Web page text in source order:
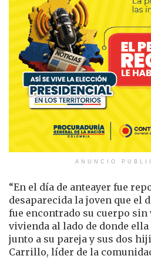
ANUNCIO
“En el día de anteayer fue
desaparecida la joven que el
fue encontrado su cuerpo sin
vivienda al lado de donde
junto a su pareja y sus dos
Carrillo, líder de la